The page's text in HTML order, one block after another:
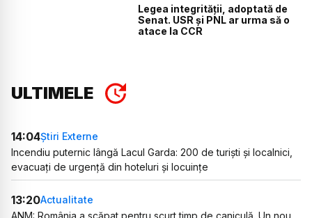
Legea integrității, adoptată de
Senat. USR și PNL ar urma să o
atace la CCR
ULTIMELE
14:04Știri Externe
Incendiu puternic lângă Lacul Garda: 200 de turiști și localnici,
evacuați de urgență din hoteluri și locuințe
13:20Actualitate
ANM: România a scăpat pentru scurt timp de caniculă. Un nou